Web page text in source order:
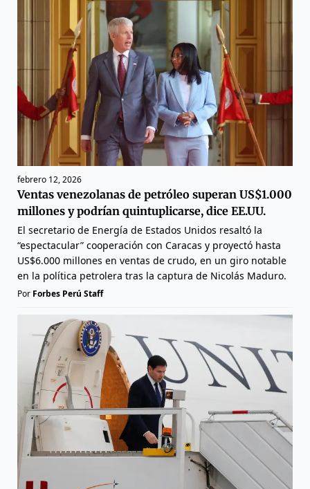
febrero 12, 2026
Ventas venezolanas de petróleo superan US$1.000
millones y podrían quintuplicarse, dice EE.UU.
El secretario de Energía de Estados Unidos resaltó la
“espectacular” cooperación con Caracas y proyectó hasta
US$6.000 millones en ventas de crudo, en un giro notable
en la política petrolera tras la captura de Nicolás Maduro.
Por Forbes Perú Staff